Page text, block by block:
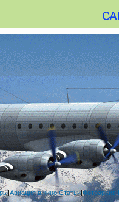
|Авиация в кино|Статьи|Фотоархив|